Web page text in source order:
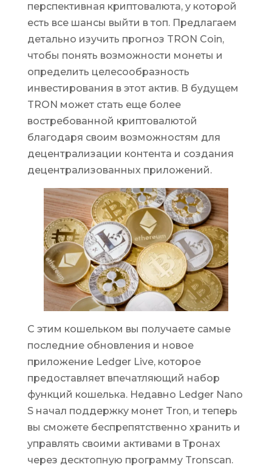
перспективная криптовалюта, у которой
есть все шансы выйти в топ. Предлагаем
детально изучить прогноз TRON Coin,
чтобы понять возможности монеты и
определить целесообразность
инвестирования в этот актив. В будущем
TRON может стать еще более
востребованной криптовалютой
благодаря своим возможностям для
децентрализации контента и создания
децентрализованных приложений.
С этим кошельком вы получаете самые
последние обновления и новое
приложение Ledger Live, которое
предоставляет впечатляющий набор
функций кошелька. Недавно Ledger Nano
S начал поддержку монет Tron, и теперь
вы сможете беспрепятственно хранить и
управлять своими активами в Тронах
через десктопную программу Tronscan.